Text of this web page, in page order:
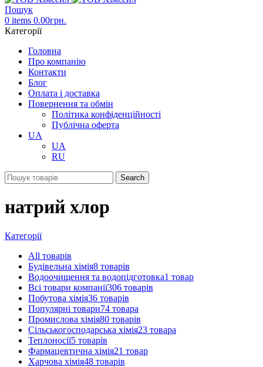
Пошук
0 items 0.00грн.
Категорії
Головна
Про компанію
Контакти
Блог
Оплата і доставка
Повернення та обмін
Політика конфіденційності
Публічна оферта
UA
UA
RU
Search
натрий хлор
Категорії
All товарів
Будівельна хімія8 товарів
Водоочищення та водопідготовка1 товар
Всі товари компанії306 товарів
Побутова хімія36 товарів
Популярні товари74 товара
Промислова хімія80 товарів
Сільськогосподарська хімія23 товара
Теплоносії5 товарів
Фармацевтична хімія21 товар
Харчова хімія48 товарів